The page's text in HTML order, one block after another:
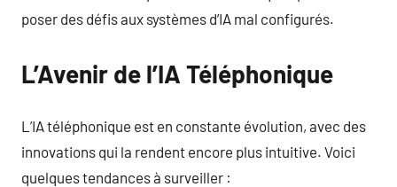
poser des défis aux systèmes d’IA mal configurés.
L’Avenir de l’IA Téléphonique
L’IA téléphonique est en constante évolution, avec des
innovations qui la rendent encore plus intuitive. Voici
quelques tendances à surveiller :